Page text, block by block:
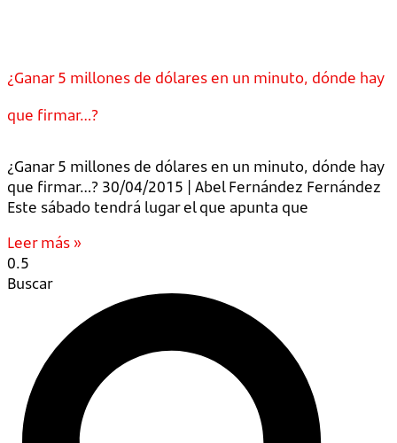
¿Ganar 5 millones de dólares en un minuto, dónde hay
que firmar…?
¿Ganar 5 millones de dólares en un minuto, dónde hay
que firmar…? 30/04/2015 | Abel Fernández Fernández
Este sábado tendrá lugar el que apunta que
Leer más »
Buscar